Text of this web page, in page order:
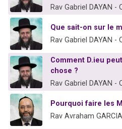
Rav Gabriel DAYAN -
Que sait-on sur le
Rav Gabriel DAYAN -
Comment D.ieu
chose ?
Rav Gabriel DAYAN -
Pourquoi faire les
Rav Avraham